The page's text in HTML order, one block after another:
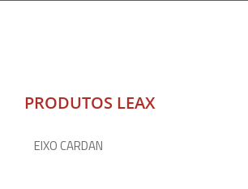
PRODUTOS LEAX
EIXO CARDAN